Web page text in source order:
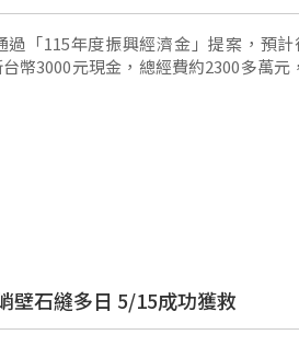
過「115年度振興經濟金」提案，預計
幣3000元現金，總經費約2300多萬元
壁石縫多日 5/15成功獲救